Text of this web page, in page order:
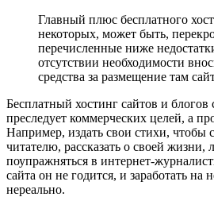
Главный плюс бесплатного
некоторых, может быть,
перечисленные ниже
отсутствии необходимости
средства за размещение там
Бесплатный хостинг сайтов и блогов
преследует коммерческих целей, а
Например, издать свои стихи, чтобы
читателю, рассказать о своей жизни,
поупражняться в интернет-
сайта он не годится, и заработать на
нереально.